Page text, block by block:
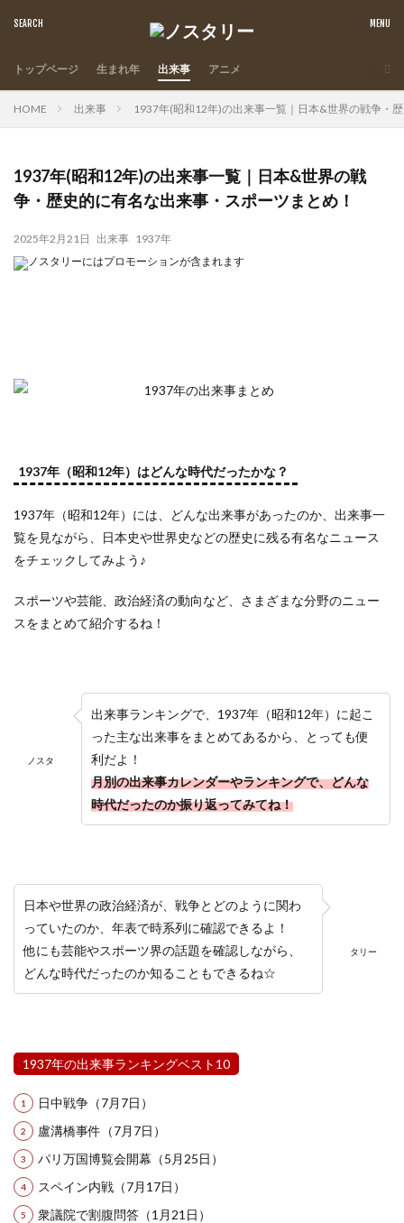
トップページ 生まれ年 出来事 アニメ
HOME 出来事 1937年(昭和12年)の出来事一覧｜日本&世界の戦争・
1937年(昭和12年)の出来事一覧｜日本&世界の戦
争・歴史的に有名な出来事・スポーツまとめ！
2025年2月21日 出来事 1937年
1937年（昭和12年）はどんな時代だったかな？
1937年（昭和12年）には、どんな出来事があったのか、出来事一
覧を見ながら、日本史や世界史などの歴史に残る有名なニュース
をチェックしてみよう♪
スポーツや芸能、政治経済の動向など、さまざまな分野のニュー
スをまとめて紹介するね！
ノスタ
出来事ランキングで、1937年（昭和12年）に起こ
った主な出来事をまとめてあるから、とっても便
利だよ！
月別の出来事カレンダーやランキングで、どんな
時代だったのか振り返ってみてね！
タリー
日本や世界の政治経済が、戦争とどのように関わ
っていたのか、年表で時系列に確認できるよ！
他にも芸能やスポーツ界の話題を確認しながら、
どんな時代だったのか知ることもできるね☆
1937年の出来事ランキングベスト10
日中戦争（7月7日）
盧溝橋事件（7月7日）
パリ万国博覧会開幕（5月25日）
スペイン内戦（7月17日）
衆議院で割腹問答（1月21日）